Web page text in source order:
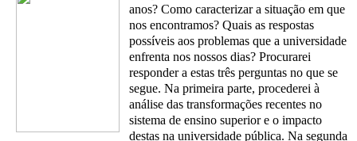
anos? Como caracterizar a situação em que
nos encontramos? Quais as respostas
possíveis aos problemas que a universidade
enfrenta nos nossos dias? Procurarei
responder a estas três perguntas no que se
segue. Na primeira parte, procederei à
análise das transformações recentes no
sistema de ensino superior e o impacto
destas na universidade pública. Na segunda